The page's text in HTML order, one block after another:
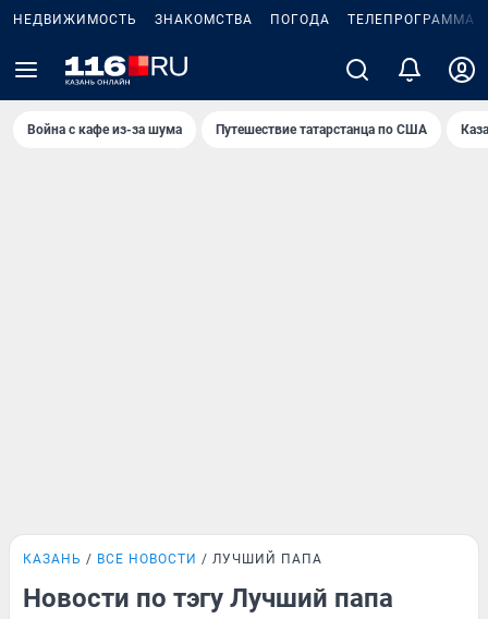
НЕДВИЖИМОСТЬ ЗНАКОМСТВА ПОГОДА ТЕЛЕПРОГРАММА
Война с кафе из-за шума Путешествие татарстанца по США
КАЗАНЬ ВСЕ НОВОСТИ ЛУЧШИЙ ПАПА
Новости по тэгу Лучший папа